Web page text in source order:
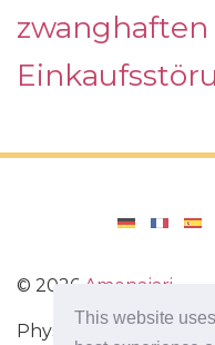
This website
zwanghaften
© 2026 Amenajari
Physische Übungen.